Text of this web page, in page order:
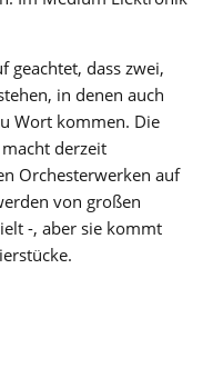
geachtet, dass zwei,
in denen auch
Wort kommen. Die
derzeit
Orchesterwerken auf
von großen
-, aber sie kommt